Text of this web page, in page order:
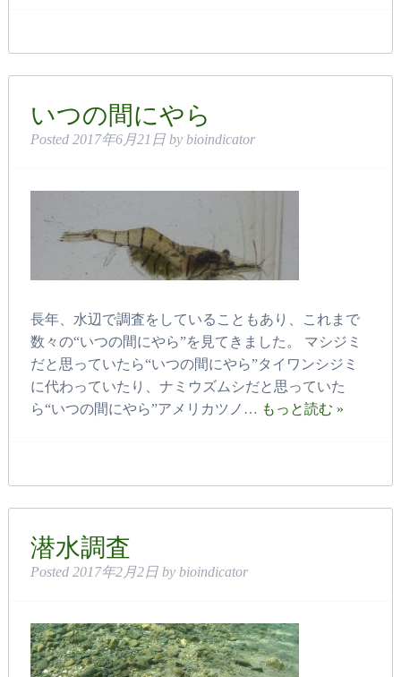
いつの間にやら
Posted 2017年6月21日 by bioindicator
長年、水辺で調査をしていることもあり、これまで
数々の“いつの間にやら”を見てきました。 マシジミ
だと思っていたら“いつの間にやら”タイワンシジミ
に代わっていたり、ナミウズムシだと思っていた
ら“いつの間にやら”アメリカツノ… もっと読む »
潜水調査
Posted 2017年2月2日 by bioindicator